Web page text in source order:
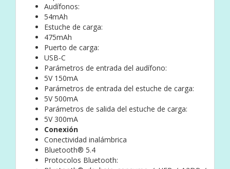
Audífonos:
54mAh
Estuche de carga:
475mAh
Puerto de carga:
USB-C
Parámetros de entrada del audífono:
5V 150mA
Parámetros de entrada del estuche de carga:
5V 500mA
Parámetros de salida del estuche de carga:
5V 300mA
Conexión
Conectividad inalámbrica
Bluetooth® 5.4
Protocolos Bluetooth: